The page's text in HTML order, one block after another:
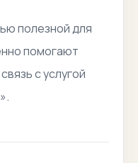
полезной для
помогают
с услугой